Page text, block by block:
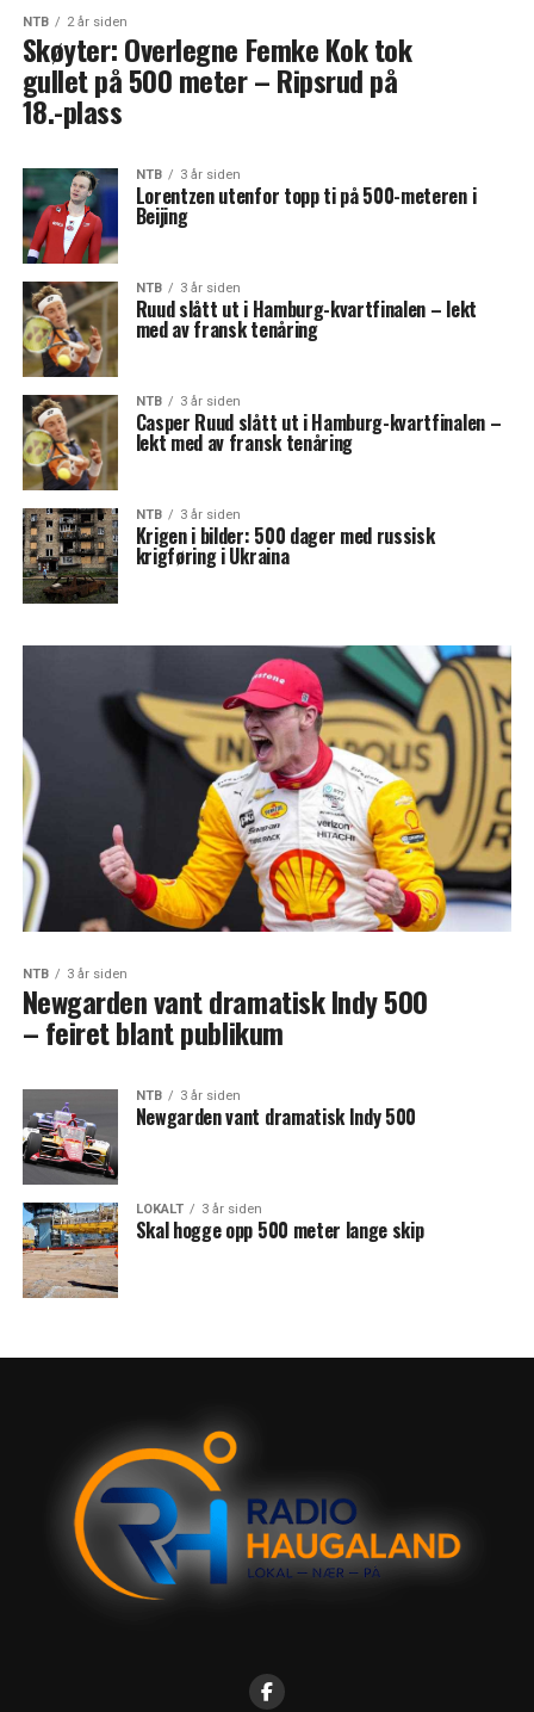
NTB 2 år siden
Skøyter: Overlegne Femke Kok tok
gullet på 500 meter – Ripsrud på
18.-plass
NTB 3 år siden
Lorentzen utenfor topp ti på 500-meteren i
Beijing
NTB 3 år siden
Ruud slått ut i Hamburg-kvartfinalen – lekt
med av fransk tenåring
NTB 3 år siden
Casper Ruud slått ut i Hamburg-kvartfinalen –
lekt med av fransk tenåring
NTB 3 år siden
Krigen i bilder: 500 dager med russisk
krigføring i Ukraina
NTB 3 år siden
Newgarden vant dramatisk Indy 500
– feiret blant publikum
NTB 3 år siden
Newgarden vant dramatisk Indy 500
LOKALT 3 år siden
Skal hogge opp 500 meter lange skip